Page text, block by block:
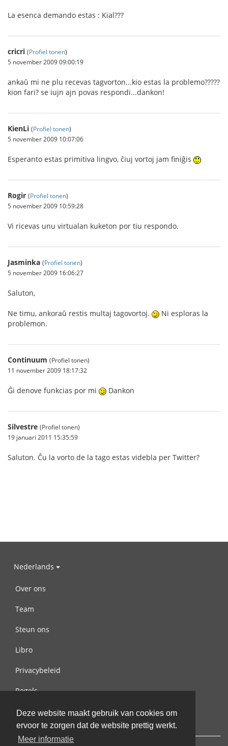
Deze website maakt gebruik van cookies om
ervoor te zorgen dat de website prettig werkt.
Meer informatie
La esenca demando estas : Kial???
cricri (Profiel tonen)
5 november 2009 09:00:19
ankaŭ mi ne plu recevas tagvorton...kio estas la problemo?????
kion fari? se iujn ajn povas respondi...dankon!
KienLi (Profiel tonen)
5 november 2009 10:07:06
Esperanto estas primitiva lingvo, ĉiuj vortoj jam finiĝis
Rogir (Profiel tonen)
5 november 2009 10:59:28
Vi ricevas unu virtualan kuketon por tiu respondo.
Jasminka (Profiel tonen)
5 november 2009 16:06:27
Saluton,
Ne timu, ankoraŭ restis multaj tagovortoj.
Ni esploras la
problemon.
Continuum (Profiel tonen)
11 november 2009 18:17:32
Ĝi denove funkcias por mi Dankon
Silvestre (Profiel tonen)
19 januari 2011 15:35:59
Saluton. Ĉu la vorto de la tago estas videbla per Twitter?
Nederlands
Over ons
Team
Steun ons
Libro
Privacybeleid
Regels
Contact met ons opnemen